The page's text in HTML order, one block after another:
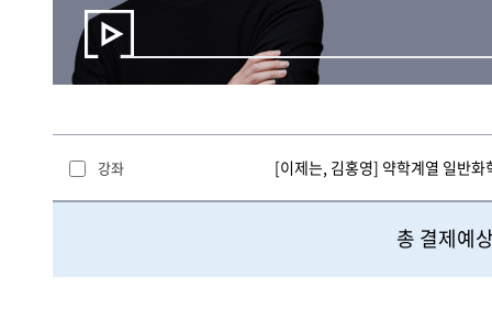
강좌 [이제는, 김홍영] 약학계열 일반화
총 결제예